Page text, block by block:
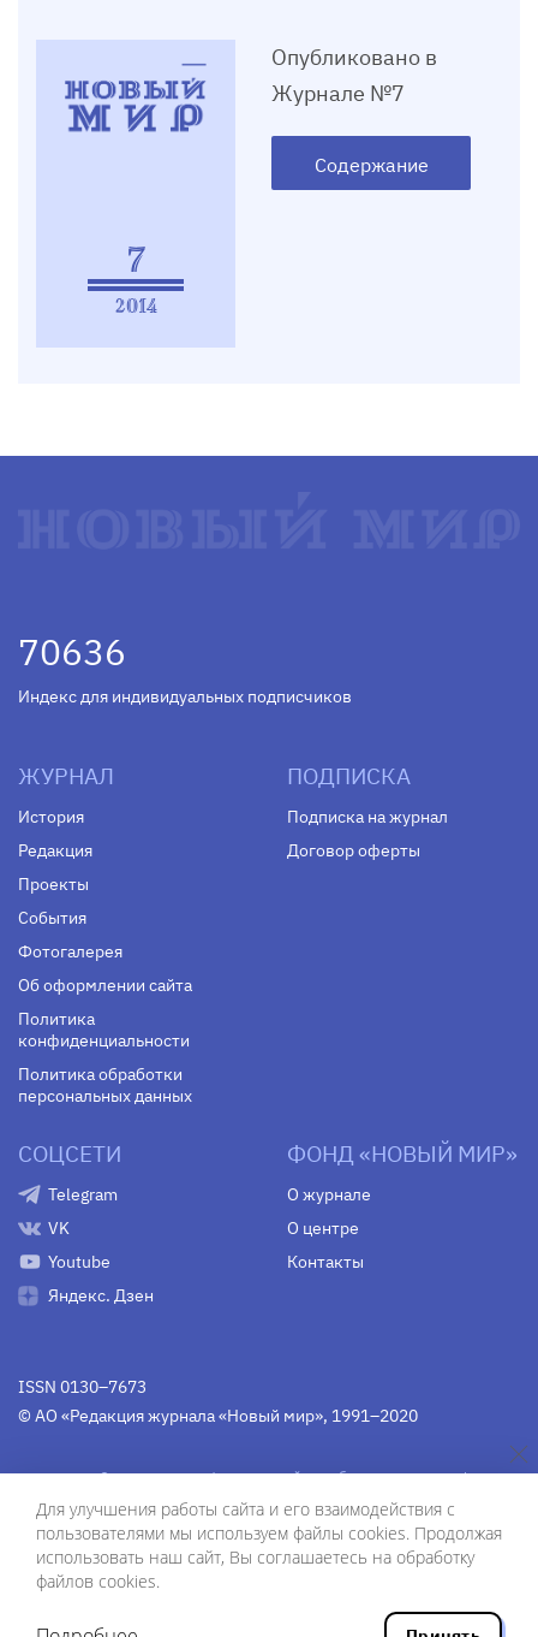
7
2014
Опубликовано в
Журнале №7
Содержание
70636
Индекс для индивидуальных подписчиков
ЖУРНАЛ
История
Редакция
Проекты
События
Фотогалерея
Об оформлении сайта
Политика
конфиденциальности
Политика обработки
персональных данных
ПОДПИСКА
Подписка на журнал
Договор оферты
СОЦСЕТИ
Telegram
VK
Youtube
Яндекс. Дзен
ФОНД «НОВЫЙ МИР»
О журнале
О центре
Контакты
ISSN 0130–7673
© АО «Редакция журнала «Новый мир», 1991–2020
Свидетельство Федеральной службы по надзору в сфере
связи, информационных технологий и массовых
коммуникаций средства массовой информации
(Роскомнадзор)ПИ № Фс 77-75754 от 13 июня 2019 г.
Для улучшения работы сайта и его взаимодействия с
пользователями мы используем файлы cookies. Продолжая
использовать наш сайт, Вы соглашаетесь на обработку
файлов cookies.